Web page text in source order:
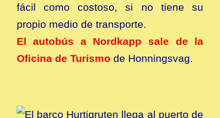
fácil como costoso, si no tiene su
propio medio de transporte.
El autobús a Nordkapp sale de la
Oficina de Turismo de Honningsvag.